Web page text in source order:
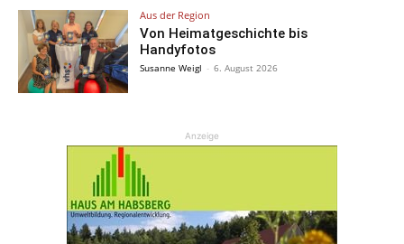
Aus der Region
Von Heimatgeschichte bis
Handyfotos
Susanne Weigl - 6. August 2026
Anzeige